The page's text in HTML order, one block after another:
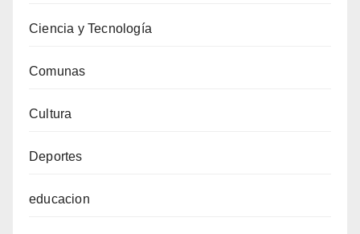
Ciencia y Tecnología
Comunas
Cultura
Deportes
educacion